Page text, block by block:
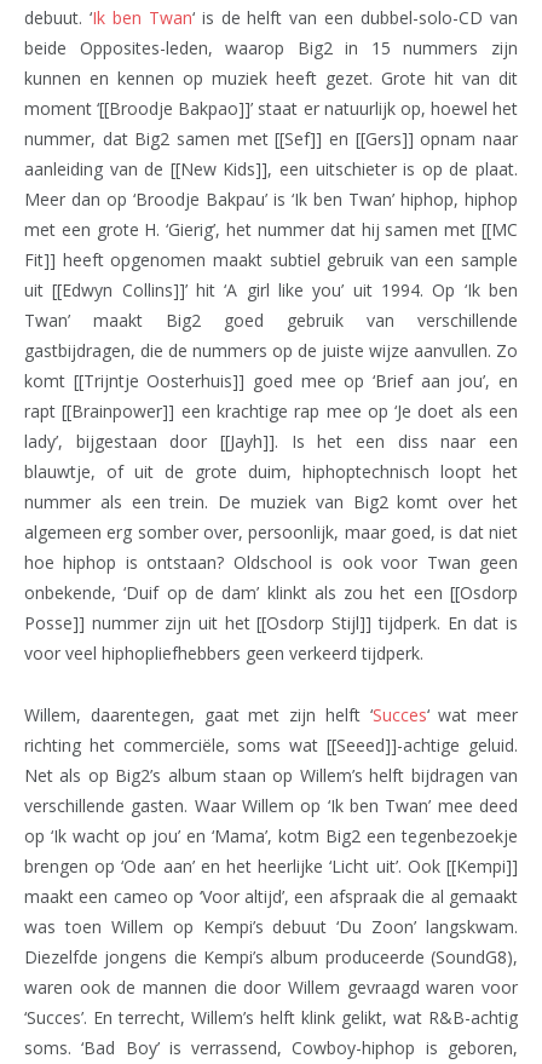
debuut. ‘Ik ben Twan‘ is de helft van een dubbel-solo-CD van
beide Opposites-leden, waarop Big2 in 15 nummers zijn
kunnen en kennen op muziek heeft gezet. Grote hit van dit
moment ‘[[Broodje Bakpao]]’ staat er natuurlijk op, hoewel het
nummer, dat Big2 samen met [[Sef]] en [[Gers]] opnam naar
aanleiding van de [[New Kids]], een uitschieter is op de plaat.
Meer dan op ‘Broodje Bakpau’ is ‘Ik ben Twan’ hiphop, hiphop
met een grote H. ‘Gierig’, het nummer dat hij samen met [[MC
Fit]] heeft opgenomen maakt subtiel gebruik van een sample
uit [[Edwyn Collins]]’ hit ‘A girl like you’ uit 1994. Op ‘Ik ben
Twan’ maakt Big2 goed gebruik van verschillende
gastbijdragen, die de nummers op de juiste wijze aanvullen. Zo
komt [[Trijntje Oosterhuis]] goed mee op ‘Brief aan jou’, en
rapt [[Brainpower]] een krachtige rap mee op ‘Je doet als een
lady’, bijgestaan door [[Jayh]]. Is het een diss naar een
blauwtje, of uit de grote duim, hiphoptechnisch loopt het
nummer als een trein. De muziek van Big2 komt over het
algemeen erg somber over, persoonlijk, maar goed, is dat niet
hoe hiphop is ontstaan? Oldschool is ook voor Twan geen
onbekende, ‘Duif op de dam’ klinkt als zou het een [[Osdorp
Posse]] nummer zijn uit het [[Osdorp Stijl]] tijdperk. En dat is
voor veel hiphopliefhebbers geen verkeerd tijdperk.
Willem, daarentegen, gaat met zijn helft ‘Succes‘ wat meer
richting het commerciële, soms wat [[Seeed]]-achtige geluid.
Net als op Big2’s album staan op Willem’s helft bijdragen van
verschillende gasten. Waar Willem op ‘Ik ben Twan’ mee deed
op ‘Ik wacht op jou’ en ‘Mama’, kotm Big2 een tegenbezoekje
brengen op ‘Ode aan’ en het heerlijke ‘Licht uit’. Ook [[Kempi]]
maakt een cameo op ‘Voor altijd’, een afspraak die al gemaakt
was toen Willem op Kempi’s debuut ‘Du Zoon’ langskwam.
Diezelfde jongens die Kempi’s album produceerde (SoundG8),
waren ook de mannen die door Willem gevraagd waren voor
‘Succes’. En terrecht, Willem’s helft klink gelikt, wat R&B-achtig
soms. ‘Bad Boy’ is verrassend, Cowboy-hiphop is geboren,